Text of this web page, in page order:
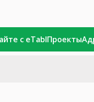
с eTablПроекты